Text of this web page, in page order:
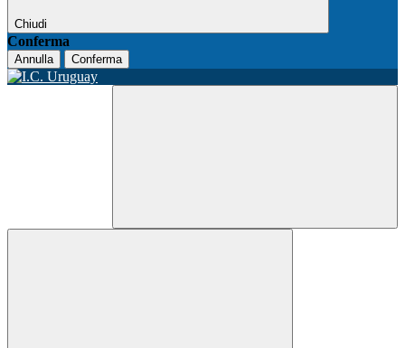
Chiudi
Conferma
Annulla Conferma